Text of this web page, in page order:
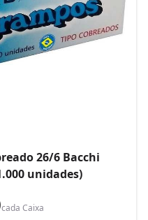
26/6 Bacchi
unidades)
cada Caixa